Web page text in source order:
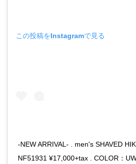
この投稿をInstagramで見る
-NEW ARRIVAL- . men's SHAVED
NF51931 ¥17,000+tax . COLOR：